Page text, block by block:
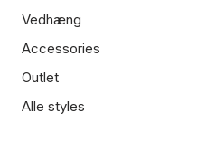
Vedhæng
Accessories
Outlet
Alle styles